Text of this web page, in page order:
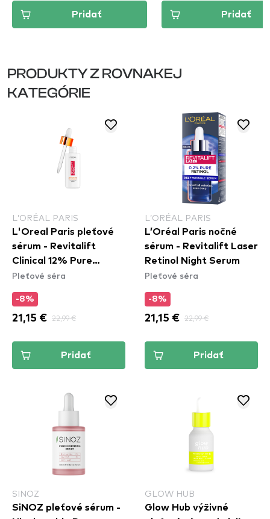
Pridať Pridať
PRODUKTY Z ROVNAKEJ
KATEGÓRIE
L’ORÉAL PARIS
L'Oreal Paris pleťové
sérum - Revitalift
Clinical 12% Pure
Vitamin C Face
Pleťové séra
-8%
21,15 € 22,99 €
Pridať
L’ORÉAL PARIS
L’Oréal Paris nočné
sérum - Revitalift Laser
Retinol Night Serum
Pleťové séra
-8%
21,15 € 22,99 €
Pridať
SINOZ
SiNOZ pleťové sérum -
GLOW HUB
Glow Hub výživné